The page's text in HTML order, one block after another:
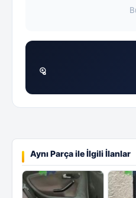
Aynı Parça ile İlgili İlanlar